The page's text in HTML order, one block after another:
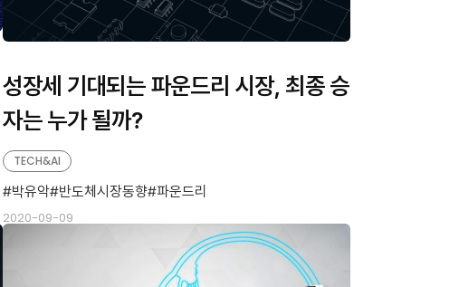
성장세 기대되는 파운드리 시장, 최종 승
자는 누가 될까?
2020-09-09
TECH&AI
박유악 반도체시장동향 파운드리